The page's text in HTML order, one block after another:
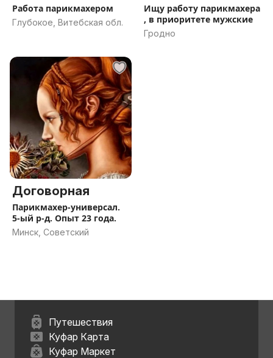
Работа парикмахером
Глубокое, Витебская обл.
Ищу работу парикмахера
, в приоритете мужские
Гродно
Договорная
Парикмахер-универсал.
5-ый р-д. Опыт 23 года.
Минск, Советский
Путешествия
Куфар Карта
Куфар Маркет